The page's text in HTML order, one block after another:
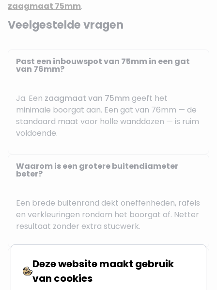
zaagmaat 75mm.
Veelgestelde vragen
Past een inbouwspot van 75mm in een gat
van 76mm?
Ja. Een zaagmaat van 75mm geeft het
minimale boorgat aan. Een gat van 76mm — de
standaard maat voor holle wanddozen — is ruim
voldoende.
Waarom is een grotere buitendiameter
beter?
Een brede buitenrand dekt oneffenheden, rafels
en verkleuringen rondom het boorgat af. Netter
resultaat zonder extra stucwerk.
Wat is de minimale inbouwdiepte bij
zaagmaat 75mm?
Deze website maakt gebruik
van cookies